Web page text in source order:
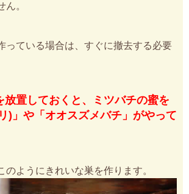
ん。
っている場合は、すぐに撤去する必要
放置しておくと、ミツバチの蜜を
)」や「オオスズメバチ」がやって
のようにきれいな巣を作ります。